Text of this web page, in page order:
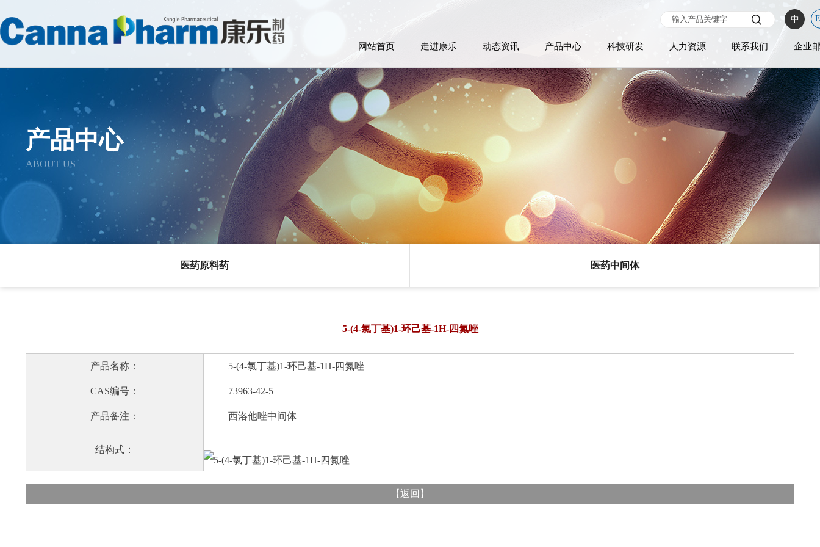
中
网站首页 走进康乐 动态资讯 产品中心 科技研发 人力资源 联系我们 企业
产品中心
ABOUT US
医药原料药 医药中间体
5-(4-氯丁基)1-环己基-1H-四氮唑
产品名称： 5-(4-氯丁基)1-环己基-1H-四氮唑
CAS编号： 73963-42-5
产品备注： 西洛他唑中间体
结构式：
【返回 】